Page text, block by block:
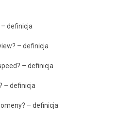
definicja
– definicja
– definicja
– definicja
– definicja